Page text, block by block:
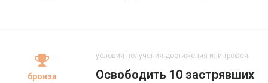
бронза
условия получения достижения или трофея
Освободить 10 застрявших